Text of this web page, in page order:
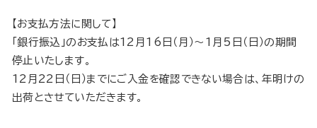
【お支払方法に関して】
「銀行振込」のお支払は12月16日（月）～1月5日（日）の期間
停止いたします。
12月22日（日）までにご入金を確認できない場合は、年明けの
出荷とさせていただきます。